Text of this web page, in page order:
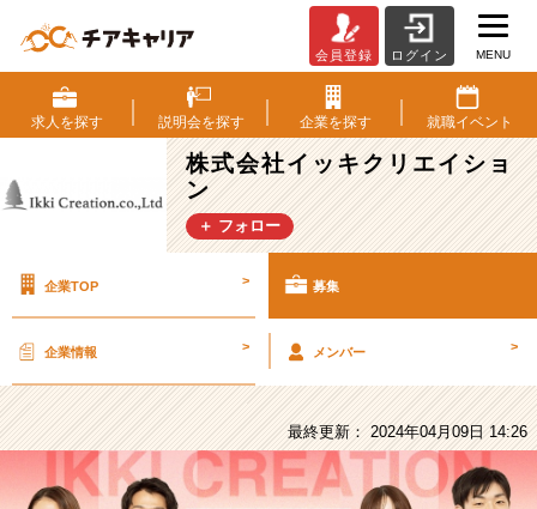
式
会
社
イ
ッ
キ
ク
イ
ン
用/
求
会員登録 ログイン MENU
求人を探す 説明会を探す 企業を探す 就職イベント
株式会社イッキクリエイショ
ン
＋ フォロー
企業TOP > 募集
企業情報 > メンバー >
最終更新： 2024年04月09日 14:26